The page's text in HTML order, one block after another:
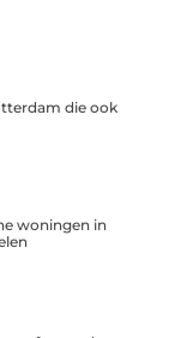
die ook
woningen in